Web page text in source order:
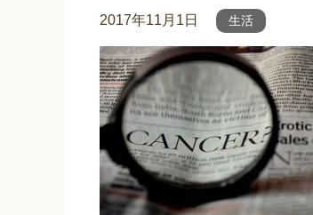
2017年11月1日 生活